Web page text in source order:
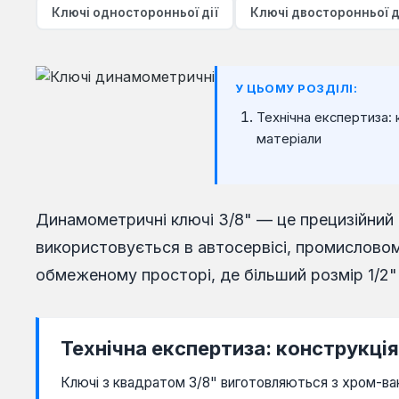
140-980 Нм
150-800 Нм
500-2500 Нм
610-2644 Нм
Ключі односторонньої дії Ключі двосторонньої
У ЦЬОМУ РОЗДІЛІ:
Технічна експертиза:
матеріали
Динамометричні ключі 3/8" — це
використовується в автосервісі,
обмеженому просторі, де більший розмір 1/
Технічна експертиза:
Ключі з квадратом 3/8" виготовляються з хром-